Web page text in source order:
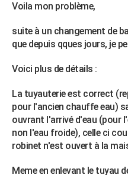
Mobiles
Meilleur smartphone
Internet
Ordinateurs
Jeux vidéo
Guide high-tech
+
Forum
Aménagement intérieur
Extérieur
Cuisine
Salle de bains
Jardinage
Rangement
WEEK-END
Alimentation
Guide de la santé
Maladies
Médicaments
Sommeil
VOYAGE
Destinations
City break
Voyage nature
Voyage de noces
Forum
Climat
+PHOTO
Voila mon problème,
suite à un changement de
que depuis qques jours, je
Voici plus de détails :
La tuyauterie est correct
pour l'ancien chauffe eau)
ouvrant l'arrivé d'eau (pour
non l'eau froide), celle ci
robinet n'est ouvert à la
Meme en enlevant le tuyau